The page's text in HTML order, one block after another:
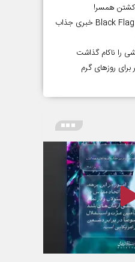
کشتن همسر!
بازگشت Black Flag Resynced خبری جذاب
را ناکام گذاشت
روز‌های گرم